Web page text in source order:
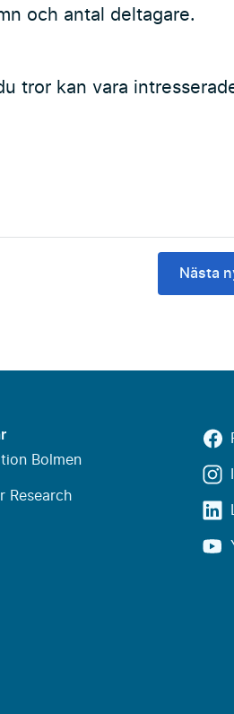
och antal deltagare.
tror kan vara
Nästa
Bolmen
Research